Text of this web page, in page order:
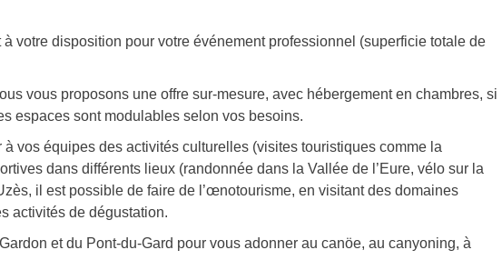
à votre disposition pour votre événement professionnel (superficie totale de
vous proposons une offre sur-mesure, avec hébergement en chambres, si
espaces sont modulables selon vos besoins.
vos équipes des activités culturelles (visites touristiques comme la
dans différents lieux (randonnée dans la Vallée de l’Eure, vélo sur la
il est possible de faire de l’œnotourisme, en visitant des domaines
activités de dégustation.
et du Pont-du-Gard pour vous adonner au canöe, au canyoning, à